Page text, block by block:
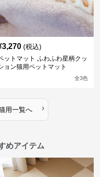
3,270 (税込)
ットマット ふわふわ星柄クッ
ョン猫用ペットマット
全3色
用一覧へ ›
めアイテム